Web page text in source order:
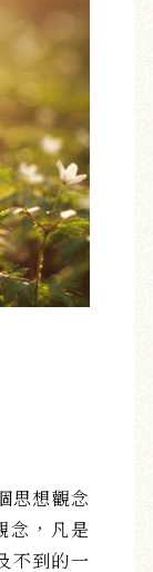
思想觀念
念，凡是
不到的一